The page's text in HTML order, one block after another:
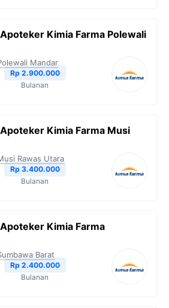
Kimia Farma Polewali
Mandar
Rp 2.900.000
Bulanan
Kimia Farma Musi
Rawas Utara
Rp 3.400.000
Bulanan
Kimia Farma
Barat
Rp 2.400.000
Bulanan